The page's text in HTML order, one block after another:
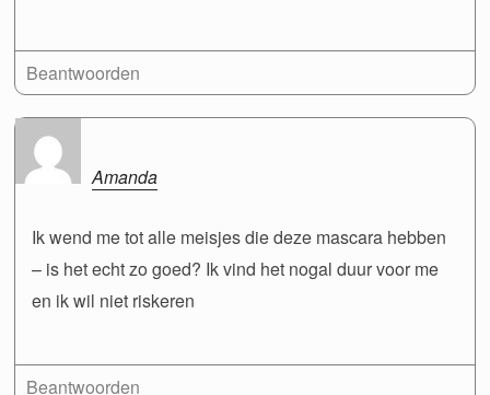
Beantwoorden
Amanda
Ik wend me tot alle meisjes die deze mascara hebben
– is het echt zo goed? Ik vind het nogal duur voor me
en ik wil niet riskeren
Beantwoorden